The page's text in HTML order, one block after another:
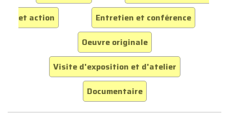
et action
Entretien et conférence
Oeuvre originale
Visite d'exposition et d'atelier
Documentaire